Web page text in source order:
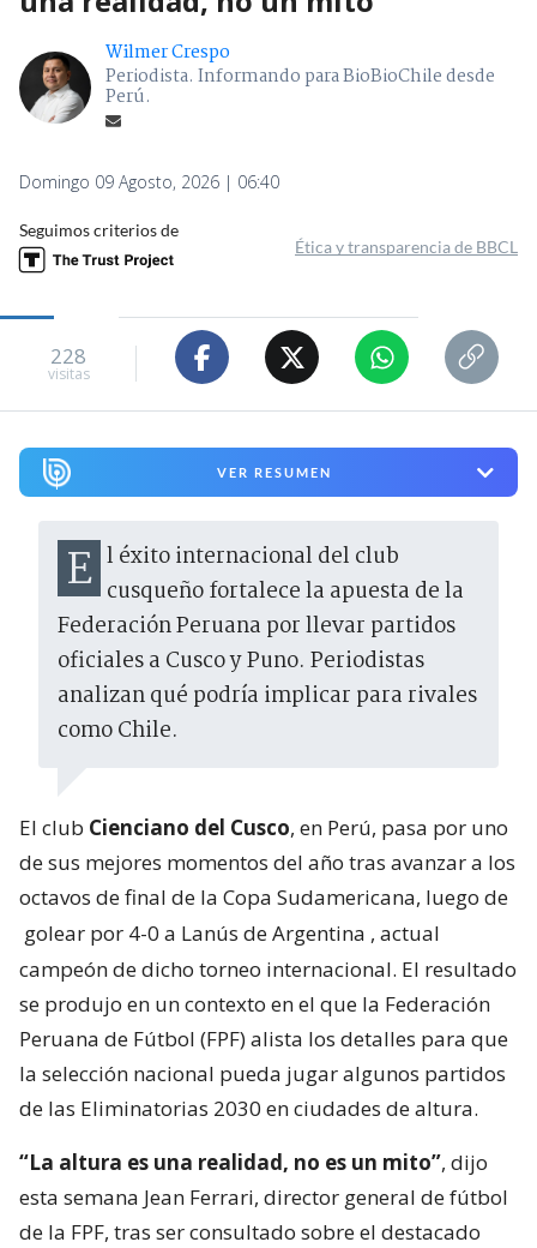
Wilmer Crespo
Periodista. Informando para BioBioChile desde
Perú.
Domingo 09 Agosto, 2026 | 06:40
Seguimos criterios de
Ética y transparencia de BBCL
228
visitas
VER RESUMEN
El éxito internacional del club cusqueño fortalece la apuesta de la
Federación Peruana por llevar partidos
oficiales a Cusco y Puno. Periodistas
analizan qué podría implicar para rivales
como Chile.
El club Cienciano del Cusco, en Perú, pasa por uno
de sus mejores momentos del año tras avanzar a los
octavos de final de la Copa Sudamericana, luego de
golear por 4-0 a Lanús de Argentina , actual
campeón de dicho torneo internacional. El resultado
se produjo en un contexto en el que la Federación
Peruana de Fútbol (FPF) alista los detalles para que
la selección nacional pueda jugar algunos partidos
de las Eliminatorias 2030 en ciudades de altura.
“La altura es una realidad, no es un mito”, dijo
esta semana Jean Ferrari, director general de fútbol
de la FPF, tras ser consultado sobre el destacado